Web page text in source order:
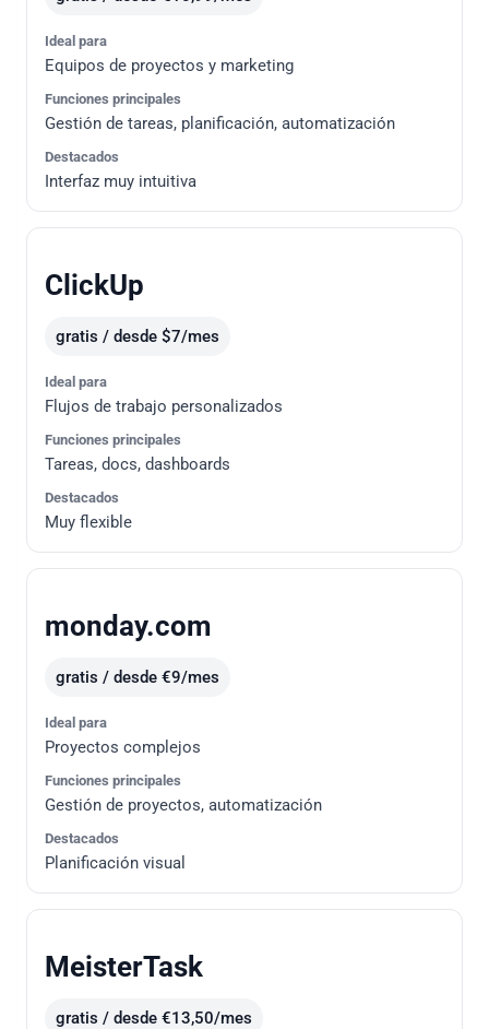
Ideal para
Equipos de proyectos y marketing
Funciones principales
Gestión de tareas, planificación, automatización
Destacados
Interfaz muy intuitiva
ClickUp
gratis / desde $7/mes
Ideal para
Flujos de trabajo personalizados
Funciones principales
Tareas, docs, dashboards
Destacados
Muy flexible
monday.com
gratis / desde €9/mes
Ideal para
Proyectos complejos
Funciones principales
Gestión de proyectos, automatización
Destacados
Planificación visual
MeisterTask
gratis / desde €13,50/mes